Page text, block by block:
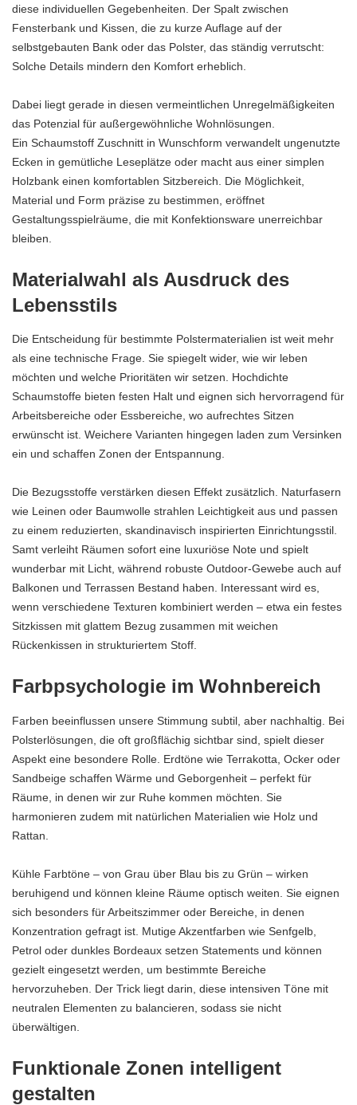
diese individuellen Gegebenheiten. Der Spalt zwischen
Fensterbank und Kissen, die zu kurze Auflage auf der
selbstgebauten Bank oder das Polster, das ständig verrutscht:
Solche Details mindern den Komfort erheblich.
Dabei liegt gerade in diesen vermeintlichen Unregelmäßigkeiten
das Potenzial für außergewöhnliche Wohnlösungen.
Ein Schaumstoff Zuschnitt in Wunschform verwandelt ungenutzte
Ecken in gemütliche Leseplätze oder macht aus einer simplen
Holzbank einen komfortablen Sitzbereich. Die Möglichkeit,
Material und Form präzise zu bestimmen, eröffnet
Gestaltungsspielräume, die mit Konfektionsware unerreichbar
bleiben.
Materialwahl als Ausdruck des
Lebensstils
Die Entscheidung für bestimmte Polstermaterialien ist weit mehr
als eine technische Frage. Sie spiegelt wider, wie wir leben
möchten und welche Prioritäten wir setzen. Hochdichte
Schaumstoffe bieten festen Halt und eignen sich hervorragend für
Arbeitsbereiche oder Essbereiche, wo aufrechtes Sitzen
erwünscht ist. Weichere Varianten hingegen laden zum Versinken
ein und schaffen Zonen der Entspannung.
Die Bezugsstoffe verstärken diesen Effekt zusätzlich. Naturfasern
wie Leinen oder Baumwolle strahlen Leichtigkeit aus und passen
zu einem reduzierten, skandinavisch inspirierten Einrichtungsstil.
Samt verleiht Räumen sofort eine luxuriöse Note und spielt
wunderbar mit Licht, während robuste Outdoor-Gewebe auch auf
Balkonen und Terrassen Bestand haben. Interessant wird es,
wenn verschiedene Texturen kombiniert werden – etwa ein festes
Sitzkissen mit glattem Bezug zusammen mit weichen
Rückenkissen in strukturiertem Stoff.
Farbpsychologie im Wohnbereich
Farben beeinflussen unsere Stimmung subtil, aber nachhaltig. Bei
Polsterlösungen, die oft großflächig sichtbar sind, spielt dieser
Aspekt eine besondere Rolle. Erdtöne wie Terrakotta, Ocker oder
Sandbeige schaffen Wärme und Geborgenheit – perfekt für
Räume, in denen wir zur Ruhe kommen möchten. Sie
harmonieren zudem mit natürlichen Materialien wie Holz und
Rattan.
Kühle Farbtöne – von Grau über Blau bis zu Grün – wirken
beruhigend und können kleine Räume optisch weiten. Sie eignen
sich besonders für Arbeitszimmer oder Bereiche, in denen
Konzentration gefragt ist. Mutige Akzentfarben wie Senfgelb,
Petrol oder dunkles Bordeaux setzen Statements und können
gezielt eingesetzt werden, um bestimmte Bereiche
hervorzuheben. Der Trick liegt darin, diese intensiven Töne mit
neutralen Elementen zu balancieren, sodass sie nicht
überwältigen.
Funktionale Zonen intelligent
gestalten